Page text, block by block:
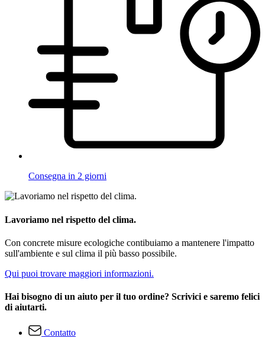
Consegna in 2 giorni
Lavoriamo nel rispetto del clima.
Con concrete misure ecologiche contibuiamo a mantenere l'impatto
sull'ambiente e sul clima il più basso possibile.
Qui puoi trovare maggiori informazioni.
Hai bisogno di un aiuto per il tuo ordine? Scrivici e saremo felici
di aiutarti.
Contatto